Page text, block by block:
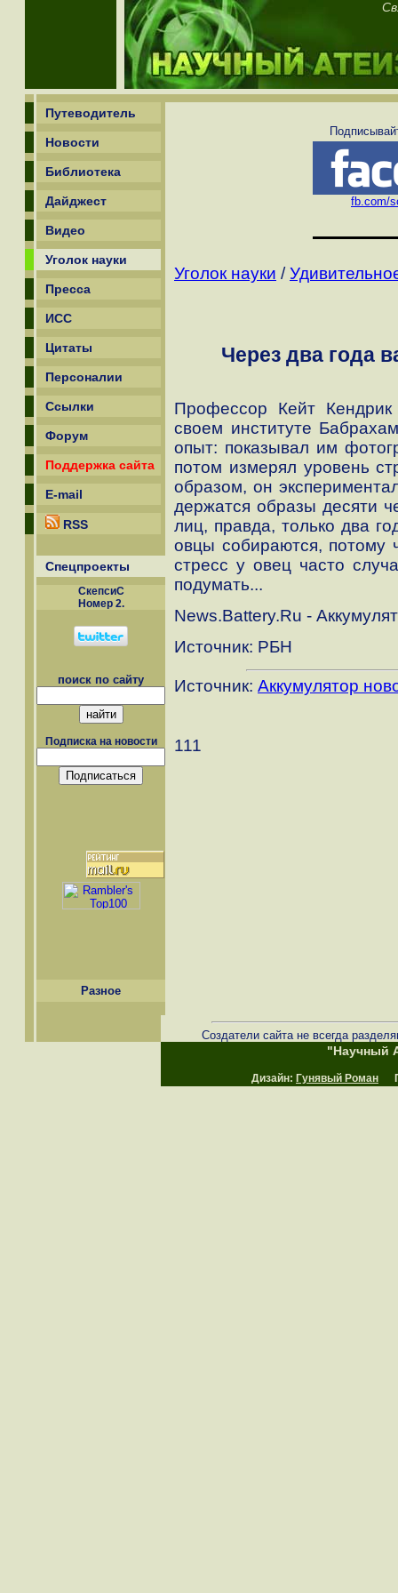
Путеводитель
Новости
Библиотека
Дайджест
Видео
Уголок науки
Пресса
ИСС
Цитаты
Персоналии
Ссылки
Форум
Поддержка сайта
E-mail
RSS
Спецпроекты
СкепсиС
Номер 2.
поиск по сайту
Подписка на новости
Разное
fb.com/
Уголок науки /
Через два года
Профессор Кейт
своем институте
опыт: показывал им
потом измерял уровень
образом, он
держатся образы десяти
лиц, правда, только два
овцы собираются, потому
стресс у овец часто
подумать...
News.Battery.Ru -
Источник: РБН
Источник: Аккумулятор
111
Создатели сайта не всегда
"Научный
Дизайн: Гунявый Роман